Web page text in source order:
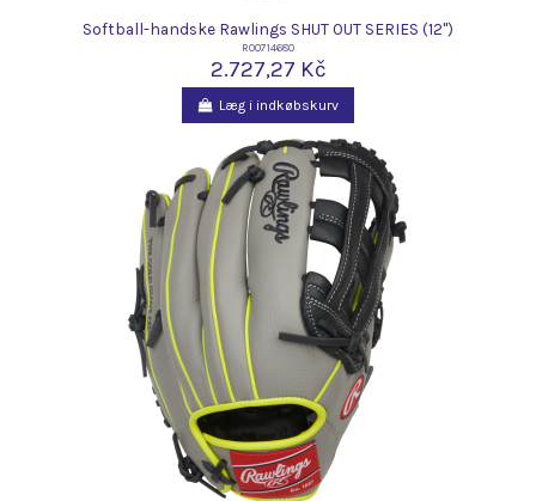
Softball-handske Rawlings SHUT OUT SERIES (12")
R00714680
2.727,27 Kč
Læg i indkøbskurv